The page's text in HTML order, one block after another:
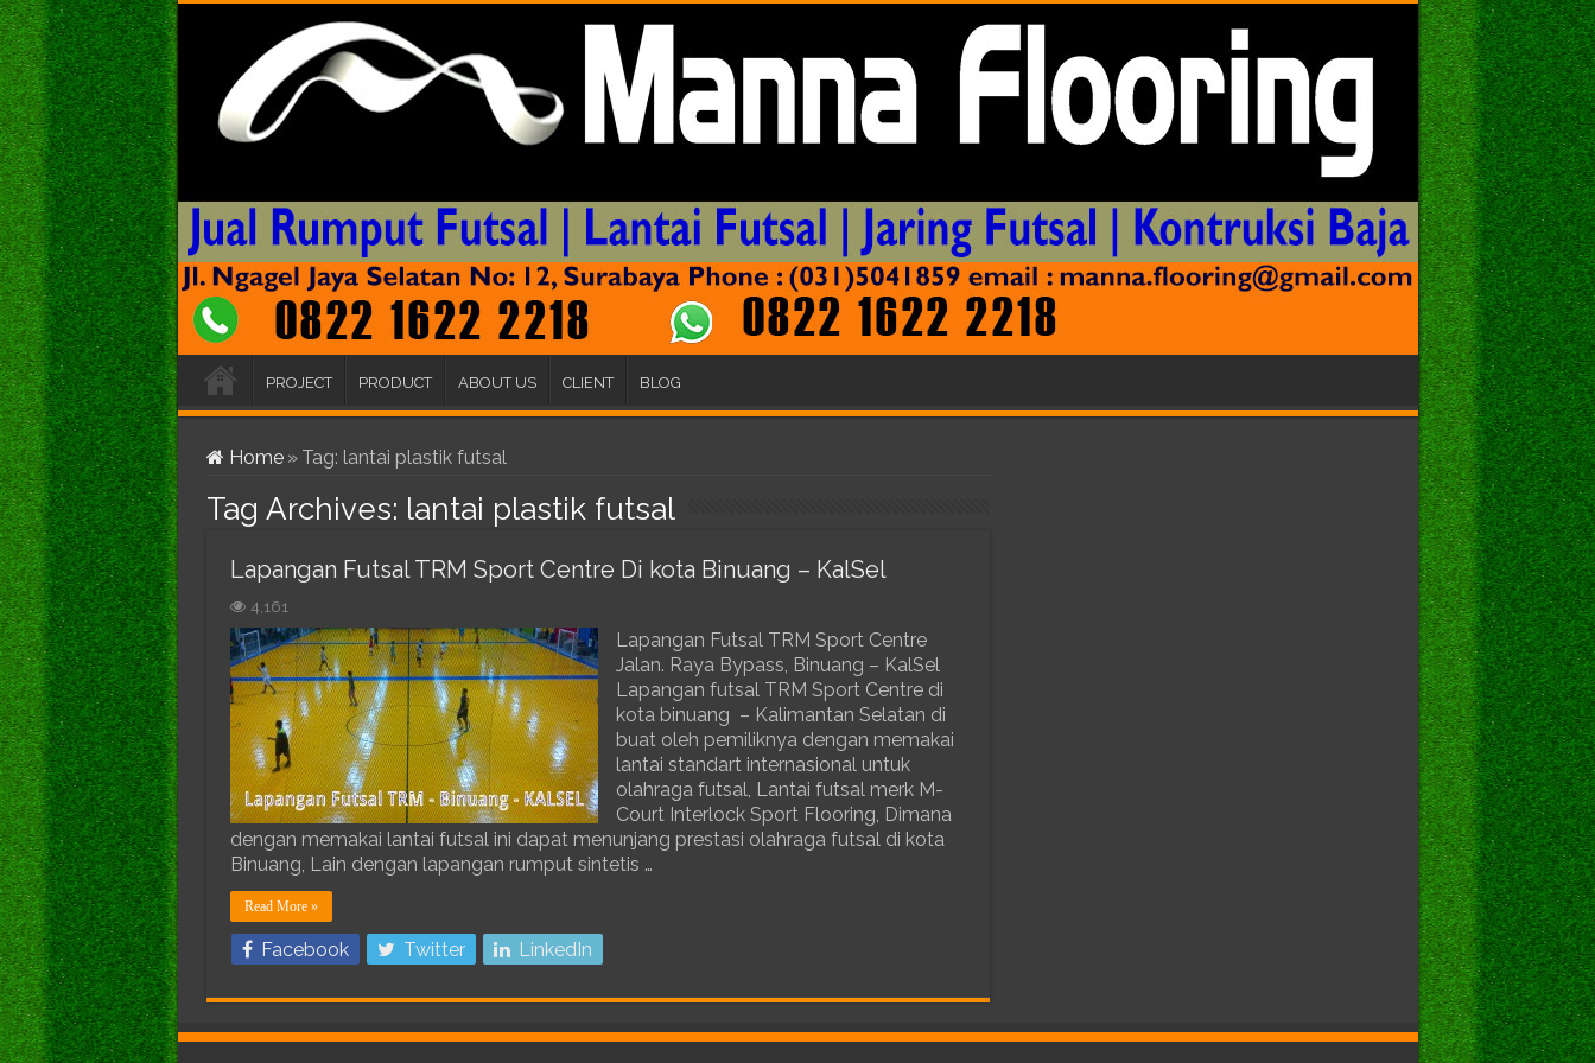
PROJECT PRODUCT ABOUT US CLIENT BLOG
Home » Tag: lantai plastik futsal
Tag Archives: lantai plastik futsal
Lapangan Futsal TRM Sport Centre Di kota Binuang – KalSel
4,161
Lapangan Futsal TRM Sport Centre
Jalan. Raya Bypass, Binuang – KalSel
Lapangan futsal TRM Sport Centre di
kota binuang – Kalimantan Selatan di
buat oleh pemiliknya dengan memakai
lantai standart internasional untuk
olahraga futsal, Lantai futsal merk M-
Court Interlock Sport Flooring, Dimana
dengan memakai lantai futsal ini dapat menunjang prestasi olahraga futsal di kota
Binuang, Lain dengan lapangan rumput sintetis …
Read More »
Facebook Twitter LinkedIn